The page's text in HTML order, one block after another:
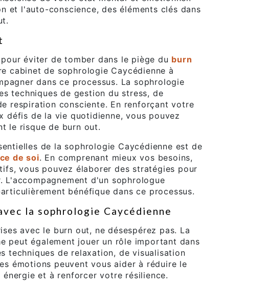
et l'auto-conscience, des éléments clés dans
éviter de tomber dans le piège du burn
cabinet de sophrologie Caycédienne à
dans ce processus. La sophrologie
techniques de gestion du stress, de
respiration consciente. En renforçant votre
défis de la vie quotidienne, vous pouvez
le risque de burn out.
de la sophrologie Caycédienne est de
de soi. En comprenant mieux vos besoins,
vous pouvez élaborer des stratégies pour
L'accompagnement d'un sophrologue
bénéfique dans ce processus.
la sophrologie Caycédienne
avec le burn out, ne désespérez pas. La
peut également jouer un rôle important dans
techniques de relaxation, de visualisation
émotions peuvent vous aider à réduire le
et à renforcer votre résilience.